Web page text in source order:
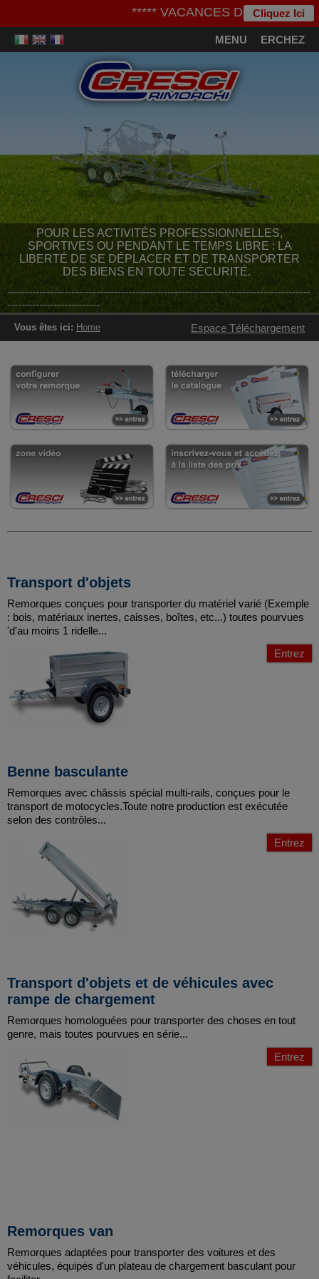
***** VACANCES D'ETE ***** -
Cliquez Ici
MENUCHERCHEZ
POUR LES ACTIVITÉS PROFESSIONNELLES,
SPORTIVES OU PENDANT LE TEMPS LIBRE : LA
LIBERTÉ DE SE DÉPLACER ET DE TRANSPORTER
DES BIENS EN TOUTE SÉCURITÉ.
-------------------------------------------------------------------------------------
--------------------------
Vous êtes ici: Home Espace Téléchargement
Transport d'objets
Remorques conçues pour transporter du matériel varié (Exemple
: bois, matériaux inertes, caisses, boîtes, etc...) toutes pourvues
'd'au moins 1 ridelle...
Entrez
Benne basculante
Remorques avec châssis spécial multi-rails, conçues pour le
transport de motocycles.Toute notre production est exécutée
selon des contrôles...
Entrez
Transport d'objets et de véhicules avec
rampe de chargement
Remorques homologuées pour transporter des choses en tout
genre, mais toutes pourvues en série...
Entrez
Remorques van
Remorques adaptées pour transporter des voitures et des
véhicules, équipés d'un plateau de chargement basculant pour